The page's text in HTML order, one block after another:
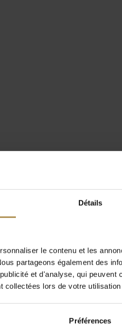
Détails
le contenu et les
partageons également des
et d'analyse, qui
collectées lors de votre
Préférences